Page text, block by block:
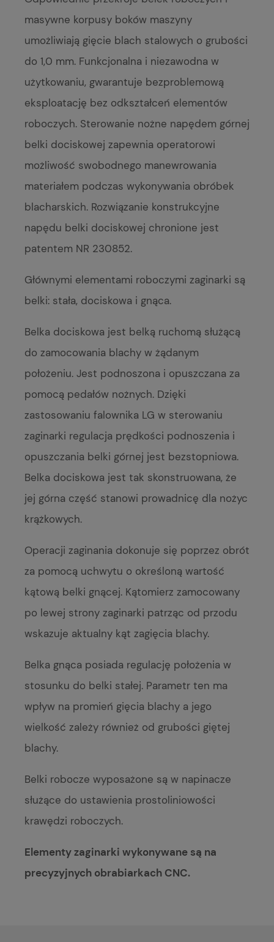
masywne korpusy boków maszyny
umożliwiają gięcie blach stalowych o grubości
do 1,0 mm. Funkcjonalna i niezawodna w
użytkowaniu, gwarantuje bezproblemową
eksploatację bez odkształceń elementów
roboczych. Sterowanie nożne napędem górnej
belki dociskowej zapewnia operatorowi
możliwość swobodnego manewrowania
materiałem podczas wykonywania obróbek
blacharskich. Rozwiązanie konstrukcyjne
napędu belki dociskowej chronione jest
patentem NR 230852.
Głównymi elementami roboczymi zaginarki są
belki: stała, dociskowa i gnąca.
Belka dociskowa jest belką ruchomą służącą
do zamocowania blachy w żądanym
położeniu. Jest podnoszona i opuszczana za
pomocą pedałów nożnych. Dzięki
zastosowaniu falownika LG w sterowaniu
zaginarki regulacja prędkości podnoszenia i
opuszczania belki górnej jest bezstopniowa.
Belka dociskowa jest tak skonstruowana, że
jej górna część stanowi prowadnicę dla nożyc
krążkowych.
Operacji zaginania dokonuje się poprzez obrót
za pomocą uchwytu o określoną wartość
kątową belki gnącej. Kątomierz zamocowany
po lewej strony zaginarki patrząc od przodu
wskazuje aktualny kąt zagięcia blachy.
Belka gnąca posiada regulację położenia w
stosunku do belki stałej. Parametr ten ma
wpływ na promień gięcia blachy a jego
wielkość zależy również od grubości giętej
blachy.
Belki robocze wyposażone są w napinacze
służące do ustawienia prostoliniowości
krawędzi roboczych.
Elementy zaginarki wykonywane są na
precyzyjnych obrabiarkach CNC.